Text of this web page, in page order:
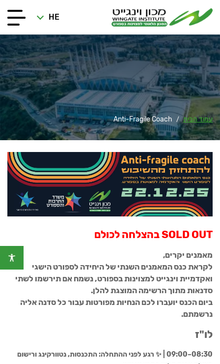
HE
עמוד הבית /
Anti-Fragile Coach
SOLD OUTבהצלחה לכולם
מאמנים יקרים,
לקראת כנס המאמנים השנתי של היחידה לספורט הישגי
ואקדמיית וינגייט למצוינות בספורט, נשמח אם תירשמו לשתי
סדנאות מתוך הרשימה המוצגת להלן.
ביום הכנס יועברו לכם הנחיות מפורטות עבור כל סדנה אליה
נרשמתם.
לו"ז
08:30–09:00 | ✨ רגע לפני ההתחלה: התכנסות, נטוורקינג ורישום